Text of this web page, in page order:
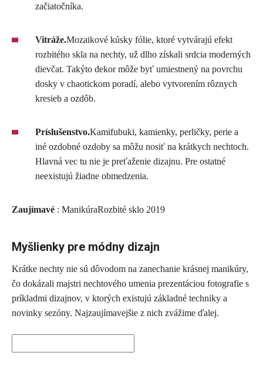
začiatočníka.
Vitráže.Mozaikové kúsky fólie, ktoré vytvárajú efekt
rozbitého skla na nechty, už dlho získali srdcia moderných
dievčat. Takýto dekor môže byť umiestnený na povrchu
dosky v chaotickom poradí, alebo vytvorením rôznych
kresieb a ozdôb.
Príslušenstvo.Kamifubuki, kamienky, perličky, perie a
iné ozdobné ozdoby sa môžu nosiť na krátkych nechtoch.
Hlavná vec tu nie je preťaženie dizajnu. Pre ostatné
neexistujú žiadne obmedzenia.
Zaujímavé : ManikúraRozbité sklo 2019
Myšlienky pre módny dizajn
Krátke nechty nie sú dôvodom na zanechanie krásnej manikúry,
čo dokázali majstri nechtového umenia prezentáciou fotografie s
príkladmi dizajnov, v ktorých existujú základné techniky a
novinky sezóny. Najzaujímavejšie z nich zvážime ďalej.